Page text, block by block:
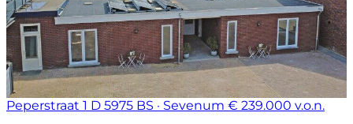
Peperstraat 1 D 5975 BS · Sevenum € 239.000 v.o.n.